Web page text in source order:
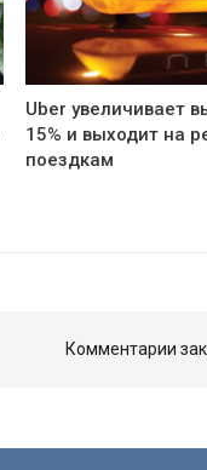
Uber увеличивает
15% и выходит на
поездкам
Комментарии